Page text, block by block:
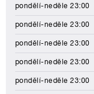
pondělí-neděle 23:00
pondělí-neděle 23:00
pondělí-neděle 23:00
pondělí-neděle 23:00
pondělí-neděle 23:00